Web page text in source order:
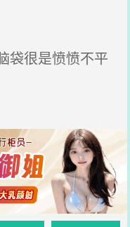
袋很是愤愤不平